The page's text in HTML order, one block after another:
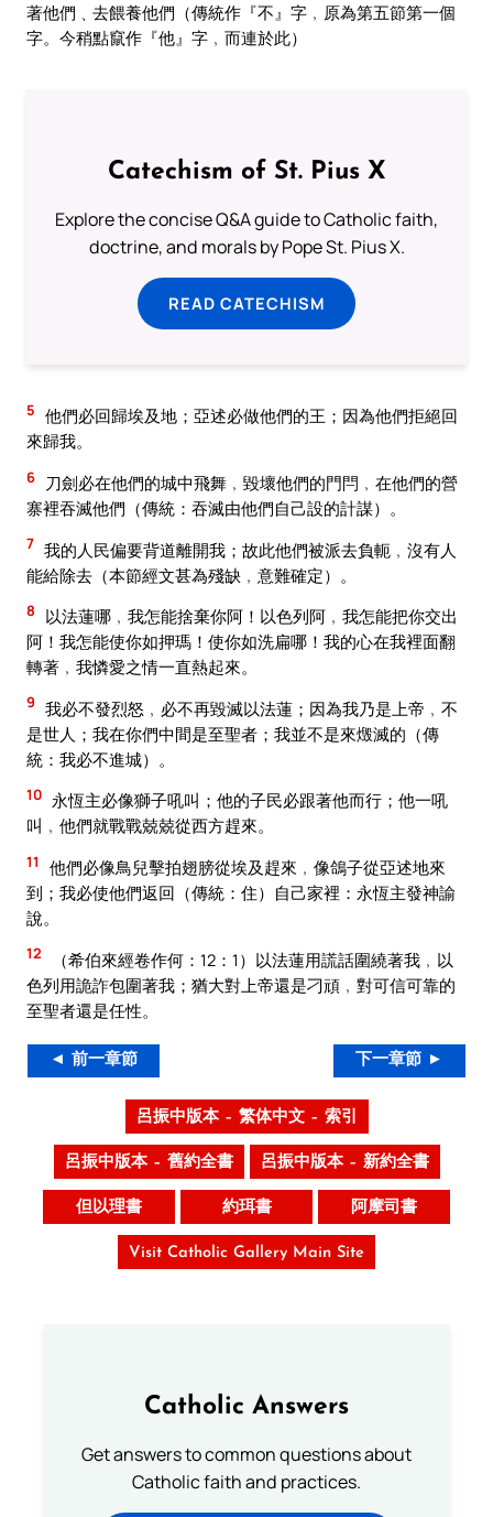
著他們﹑去餵養他們（傳統作『不』字﹐原為第五節第一個
字。今稍點竄作『他』字﹐而連於此）
Catechism of St. Pius X
Explore the concise Q&A guide to Catholic faith,
doctrine, and morals by Pope St. Pius X.
READ CATECHISM
5 他們必回歸埃及地；亞述必做他們的王；因為他們拒絕回
來歸我。
6 刀劍必在他們的城中飛舞﹐毀壞他們的門閂﹐在他們的營
寨裡吞滅他們（傳統：吞滅由他們自己設的計謀）。
7 我的人民偏要背道離開我；故此他們被派去負軛﹐沒有人
能給除去（本節經文甚為殘缺﹐意難確定）。
8
以法蓮哪﹐我怎能捨棄你阿！以色列阿﹐我怎能把你交出
阿！我怎能使你如押瑪！使你如洗扁哪！我的心在我裡面翻
轉著﹐我憐愛之情一直熱起來。
9 我必不發烈怒﹐必不再毀滅以法蓮；因為我乃是上帝﹐不
是世人；我在你們中間是至聖者；我並不是來燬滅的（傳
統：我必不進城）。
10 永恆主必像獅子吼叫；他的子民必跟著他而行；他一吼
叫﹐他們就戰戰兢兢從西方趕來。
11
他們必像鳥兒擊拍翅膀從埃及趕來﹐像鴿子從亞述地來
到；我必使他們返回（傳統：住）自己家裡：永恆主發神諭
說。
12
（希伯來經卷作何：12：1）以法蓮用謊話圍繞著我﹐以
色列用詭詐包圍著我；猶大對上帝還是刁頑﹐對可信可靠的
至聖者還是任性。
◄ 前一章節 下一章節 ►
呂振中版本 – 繁体中文 – 索引
呂振中版本 – 舊約全書 呂振中版本 – 新約全書
但以理書 約珥書 阿摩司書
Visit Catholic Gallery Main Site
Catholic Answers
Get answers to common questions about
Catholic faith and practices.